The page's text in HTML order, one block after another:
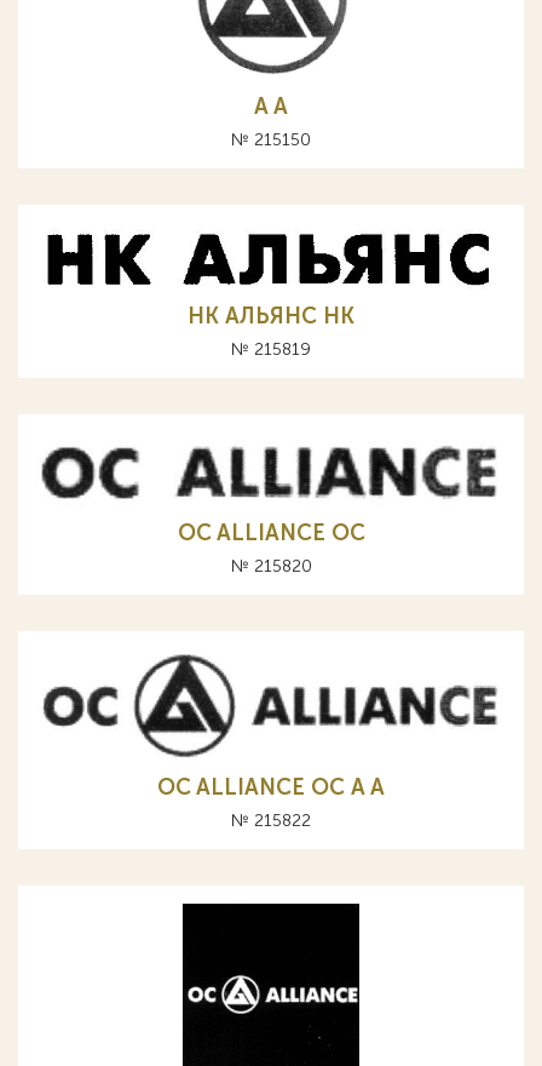
A А
№ 215150
НК АЛЬЯНС HK
№ 215819
OC ALLIANCE ОС
№ 215820
OC ALLIANCE ОС A А
№ 215822